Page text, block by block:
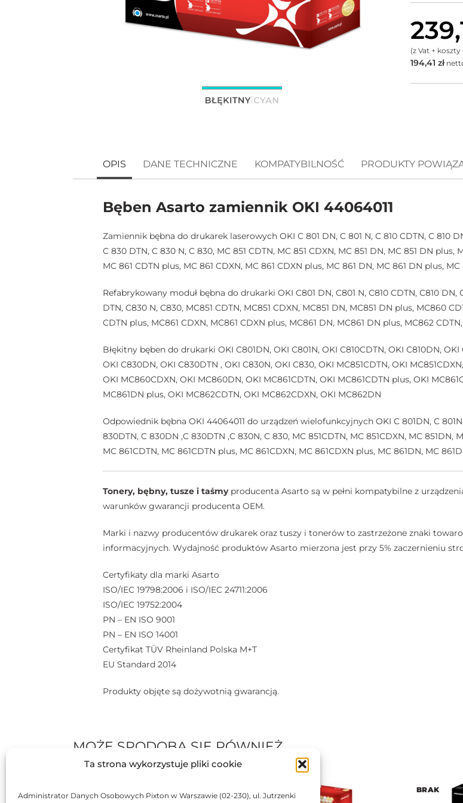
Ta strona wykorzystuje pliki cookie
Administrator Danych Osobowych Pixton w Warszawie (02-230), ul. Jutrzenki
(z Vat +
194,41 zł
OPIS DANE TECHNICZNE KOMPATYBILNOŚĆ PRODUKTY
Bęben Asarto zamiennik OKI 44064011
Zamiennik bębna do drukarek laserowych OKI C 801 DN, C 801 N, C 810 CDTN, C 810
C 830 DTN, C 830 N, C 830, MC 851 CDTN, MC 851 CDXN, MC 851 DN, MC 851 DN
MC 861 CDTN plus, MC 861 CDXN, MC 861 CDXN plus, MC 861 DN, MC 861 DN plus,
Refabrykowany moduł bębna do drukarki OKI C801 DN, C801 N, C810 CDTN, C810 DN,
DTN, C830 N, C830, MC851 CDTN, MC851 CDXN, MC851 DN, MC851 DN plus, MC860
CDTN plus, MC861 CDXN, MC861 CDXN plus, MC861 DN, MC861 DN plus, MC862
Błękitny bęben do drukarki OKI C801DN, OKI C801N, OKI C810CDTN, OKI C810DN, OKI
OKI C830DN, OKI C830DTN , OKI C830N, OKI C830, OKI MC851CDTN, OKI
OKI MC860CDXN, OKI MC860DN, OKI MC861CDTN, OKI MC861CDTN plus, OKI
MC861DN plus, OKI MC862CDTN, OKI MC862CDXN, OKI MC862DN
Odpowiednik bębna OKI 44064011 do urządzeń wielofunkcyjnych OKI C 801DN, C 801N,
830DTN, C 830DN ,C 830DTN ,C 830N, C 830, MC 851CDTN, MC 851CDXN, MC
MC 861CDTN, MC 861CDTN plus, MC 861CDXN, MC 861CDXN plus, MC 861DN, MC
Tonery, bębny, tusze i taśmyproducenta Asarto są w pełni kompatybilne z
warunków gwarancji producenta OEM.
Marki i nazwy producentów drukarek oraz tuszy i tonerów to zastrzeżone znaki
informacyjnych. Wydajność produktów Asarto mierzona jest przy 5% zaczernieniu
Certyfikaty dla marki Asarto
ISO/IEC 19798:2006 i ISO/IEC 24711:2006
ISO/IEC 19752:2004
PN – EN ISO 9001
PN – EN ISO 14001
Certyfikat TÜV Rheinland Polska M+T
EU Standard 2014
Produkty objęte są dożywotnią gwarancją.
MOŻE SPODOBA SIĘ RÓWNIEŻ…
BRAK